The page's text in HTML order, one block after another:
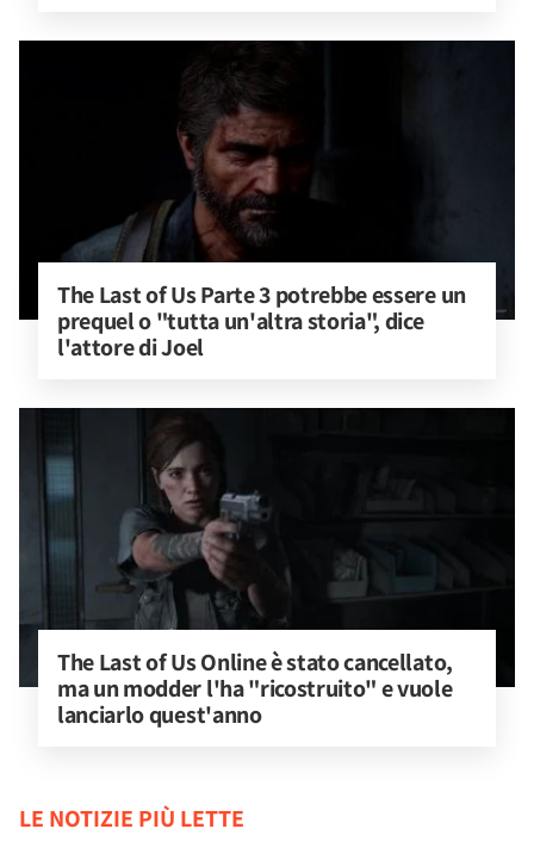
The Last of Us Parte 3 potrebbe essere un
prequel o "tutta un'altra storia", dice
l'attore di Joel
The Last of Us Online è stato cancellato,
ma un modder l'ha "ricostruito" e vuole
lanciarlo quest'anno
LE NOTIZIE PIÙ LETTE